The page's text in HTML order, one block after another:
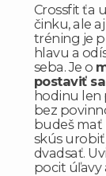
Crossfit ťa
činku, ale
tréning je
hlavu a
seba. Je o
postaviť
hodinu len
bez
budeš mať
skús
dvadsať.
pocit úľavy